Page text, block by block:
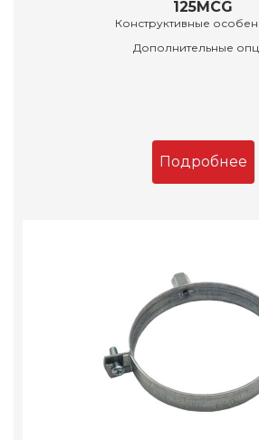
125MCG
Конструктивные
Дополнительные
Подробнее